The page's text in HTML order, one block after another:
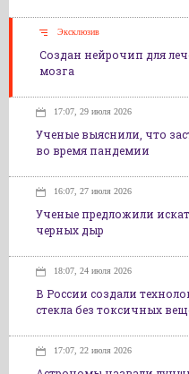
Эксклюзив
Создан нейрочип для
мозга
17:07, 29 июля 2026
Ученые выяснили, что
во время пандемии
16:07, 27 июля 2026
Ученые предложили
черных дыр
18:07, 24 июля 2026
В России создали
стекла без токсичных
17:07, 22 июля 2026